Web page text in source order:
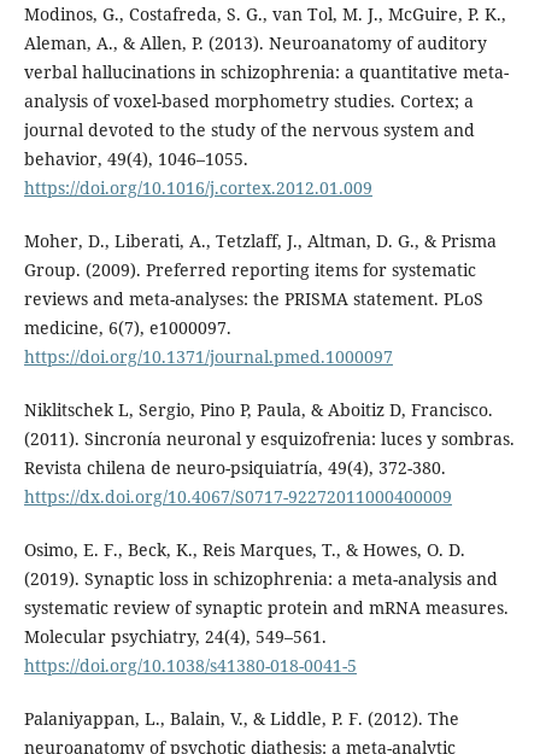
Modinos, G., Costafreda, S. G., van Tol, M. J., McGuire, P. K.,
Aleman, A., & Allen, P. (2013). Neuroanatomy of auditory
verbal hallucinations in schizophrenia: a quantitative meta-
analysis of voxel-based morphometry studies. Cortex; a
journal devoted to the study of the nervous system and
behavior, 49(4), 1046–1055.
https://doi.org/10.1016/j.cortex.2012.01.009
Moher, D., Liberati, A., Tetzlaff, J., Altman, D. G., & Prisma
Group. (2009). Preferred reporting items for systematic
reviews and meta-analyses: the PRISMA statement. PLoS
medicine, 6(7), e1000097.
https://doi.org/10.1371/journal.pmed.1000097
Niklitschek L, Sergio, Pino P, Paula, & Aboitiz D, Francisco.
(2011). Sincronía neuronal y esquizofrenia: luces y sombras.
Revista chilena de neuro-psiquiatría, 49(4), 372-380.
https://dx.doi.org/10.4067/S0717-92272011000400009
Osimo, E. F., Beck, K., Reis Marques, T., & Howes, O. D.
(2019). Synaptic loss in schizophrenia: a meta-analysis and
systematic review of synaptic protein and mRNA measures.
Molecular psychiatry, 24(4), 549–561.
https://doi.org/10.1038/s41380-018-0041-5
Palaniyappan, L., Balain, V., & Liddle, P. F. (2012). The
neuroanatomy of psychotic diathesis: a meta-analytic